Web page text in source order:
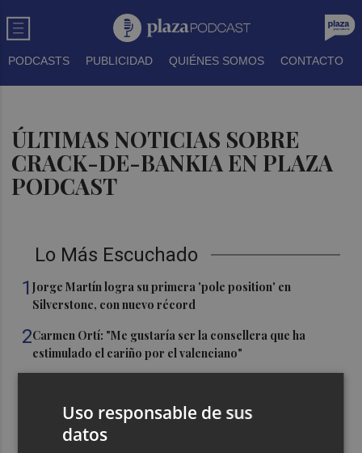
PODCASTS PUBLICIDAD QUIÉNES SOMOS CONTACTO
ÚLTIMAS NOTICIAS SOBRE
CRACK-DE-BANKIA EN PLAZA
PODCAST
Lo Más Escuchado
1Jorge Martín logra su primera 'pole position' en
Silverstone, con nuevo récord
2Carmen Ortí: "Me gustaría ser la consellera que ha
estimulado el cariño por el valenciano"
Vuelven las lluvias este domingo: activan la alerta por
Uso responsable de sus
datos